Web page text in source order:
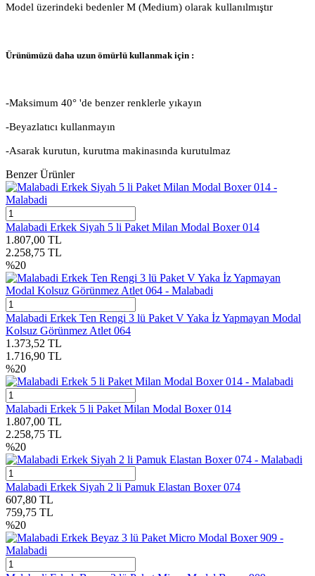
Model üzerindeki bedenler M (Medium) olarak kullanılmıştır
Ürünümüzü daha uzun ömürlü kullanmak için :
-Maksimum 40° 'de benzer renklerle yıkayın
-Beyazlatıcı kullanmayın
-Asarak kurutun, kurutma makinasında kurutulmaz
Benzer Ürünler
Malabadi Erkek Siyah 5 li Paket Milan Modal Boxer 014
1.807,00 TL
2.258,75 TL
%20
Malabadi Erkek Ten Rengi 3 lü Paket V Yaka İz Yapmayan Modal
Kolsuz Görünmez Atlet 064
1.373,52 TL
1.716,90 TL
%20
Malabadi Erkek 5 li Paket Milan Modal Boxer 014
1.807,00 TL
2.258,75 TL
%20
Malabadi Erkek Siyah 2 li Pamuk Elastan Boxer 074
607,80 TL
759,75 TL
%20